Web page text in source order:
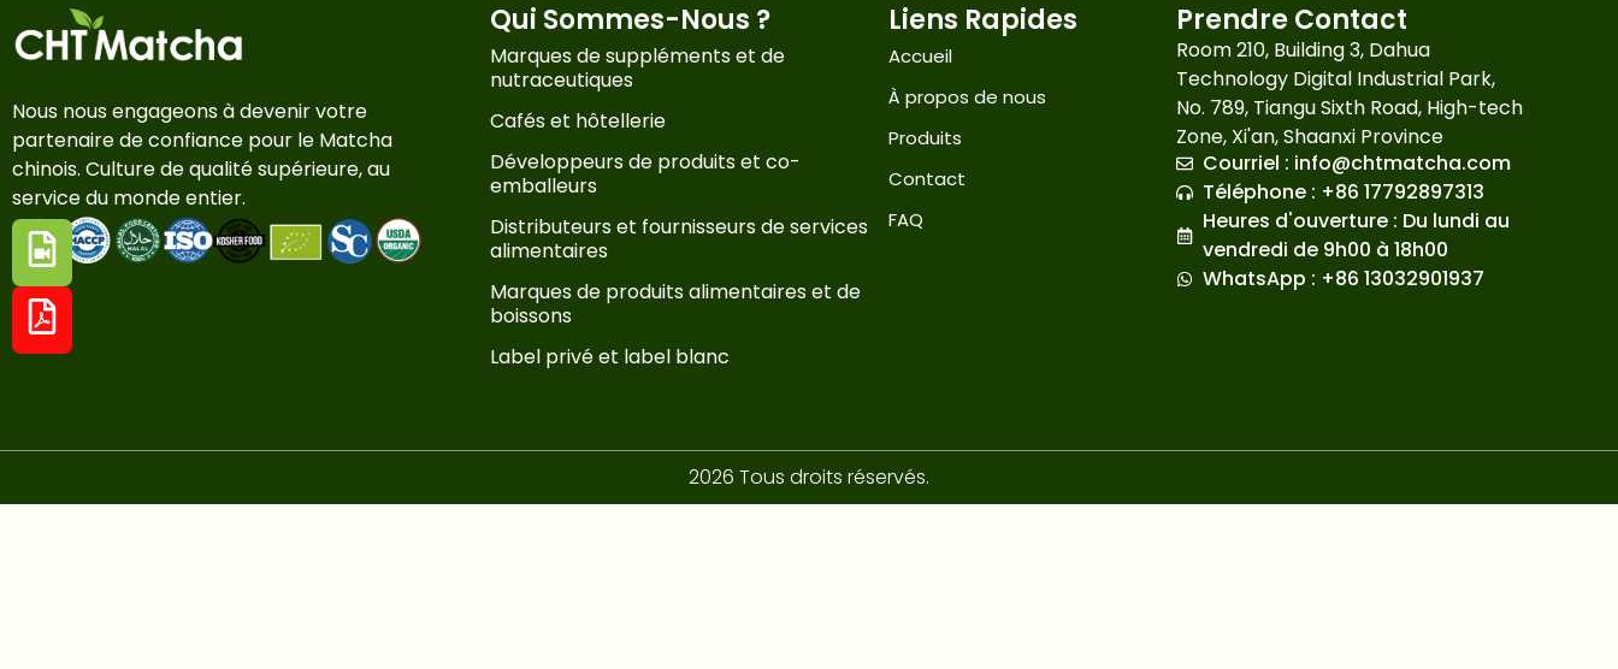
Nous nous engageons à devenir votre
partenaire de confiance pour le Matcha
chinois. Culture de qualité supérieure, au
service du monde entier.
Qui Sommes-Nous ?
Marques de suppléments et de
nutraceutiques
Cafés et hôtellerie
Développeurs de produits et co-
emballeurs
Distributeurs et fournisseurs de services
alimentaires
Marques de produits alimentaires et de
boissons
Label privé et label blanc
Liens Rapides
Accueil
À propos de nous
Produits
Contact
FAQ
Prendre Contact
Room 210, Building 3, Dahua
Technology Digital Industrial Park,
No. 789, Tiangu Sixth Road, High-tech
Zone, Xi'an, Shaanxi Province
Courriel : info@chtmatcha.com
Téléphone : +86 17792897313
Heures d'ouverture : Du lundi au
vendredi de 9h00 à 18h00
WhatsApp : +86 13032901937
2026 Tous droits réservés.